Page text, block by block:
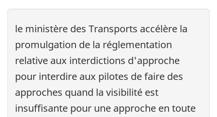
le ministère des Transports accélère la
promulgation de la réglementation
relative aux interdictions d'approche
pour interdire aux pilotes de faire des
approches quand la visibilité est
insuffisante pour une approche en toute